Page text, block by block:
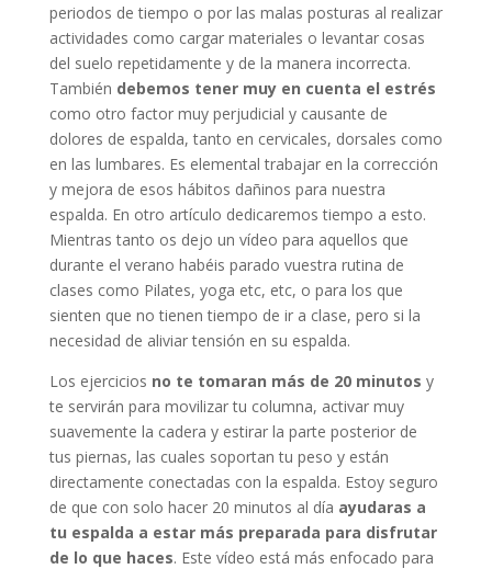
periodos de tiempo o por las malas posturas al realizar
actividades como cargar materiales o levantar cosas
del suelo repetidamente y de la manera incorrecta.
También debemos tener muy en cuenta el estrés
como otro factor muy perjudicial y causante de
dolores de espalda, tanto en cervicales, dorsales como
en las lumbares. Es elemental trabajar en la corrección
y mejora de esos hábitos dañinos para nuestra
espalda. En otro artículo dedicaremos tiempo a esto.
Mientras tanto os dejo un vídeo para aquellos que
durante el verano habéis parado vuestra rutina de
clases como Pilates, yoga etc, etc, o para los que
sienten que no tienen tiempo de ir a clase, pero si la
necesidad de aliviar tensión en su espalda.
Los ejercicios no te tomaran más de 20 minutos y
te servirán para movilizar tu columna, activar muy
suavemente la cadera y estirar la parte posterior de
tus piernas, las cuales soportan tu peso y están
directamente conectadas con la espalda. Estoy seguro
de que con solo hacer 20 minutos al día ayudaras a
tu espalda a estar más preparada para disfrutar
de lo que haces. Este vídeo está más enfocado para